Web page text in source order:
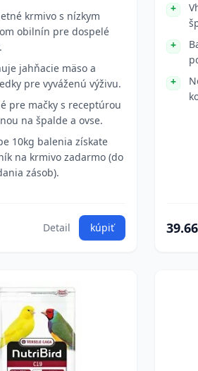
krmivo s nízkym
obilnín pre dospelé
jahňacie mäso a
pre vyváženú výživu.
pre mačky s receptúrou
na špalde a ovse.
10kg balenia získate
na krmivo zadarmo (do
zásob).
Detail kúpiť